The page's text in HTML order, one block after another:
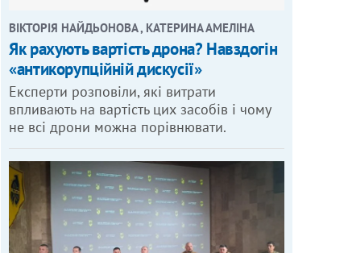
ВІКТОРІЯ НАЙДЬОНОВА , КАТЕРИНА АМЕЛІНА
Як рахують вартість дрона? Навздогін
«антикорупційній дискусії»
Експерти розповіли, які витрати
впливають на вартість цих засобів і чому
не всі дрони можна порівнювати.